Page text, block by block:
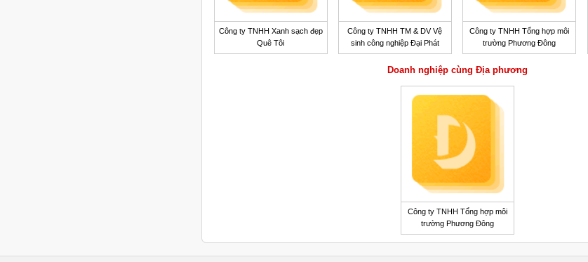
Công ty TNHH Xanh sạch đẹp
Quê Tôi
Công ty TNHH TM & DV Vệ
sinh công nghiệp Đại Phát
Công ty TNHH Tổng hợp môi
trường Phương Đông
Doanh nghiệp cùng Địa phương
Công ty TNHH Tổng hợp môi
trường Phương Đông